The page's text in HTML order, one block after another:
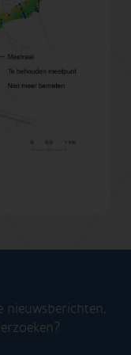
nieuwsberichten,